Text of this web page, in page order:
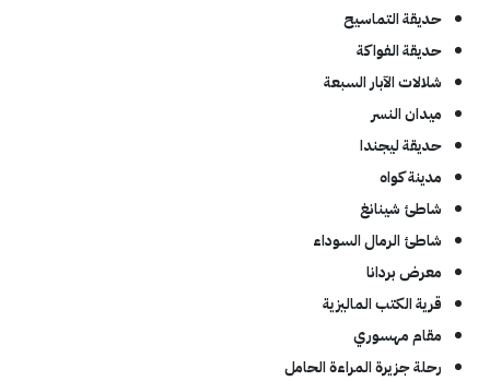
حديقة التماسيح
حديقة الفواكة
شلالات الآبار السبعة
ميدان النسر
حديقة ليجندا
مدينة كواه
شاطئ شينانغ
شاطئ الرمال السوداء
معرض بردانا
قرية الكتب الماليزية
مقام مهسوري
رحلة جزيرة المراءة الحامل